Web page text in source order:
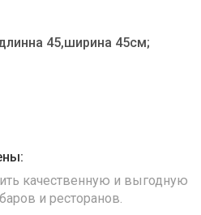
45,ширина 45см;
качественную и выгодную
и ресторанов.